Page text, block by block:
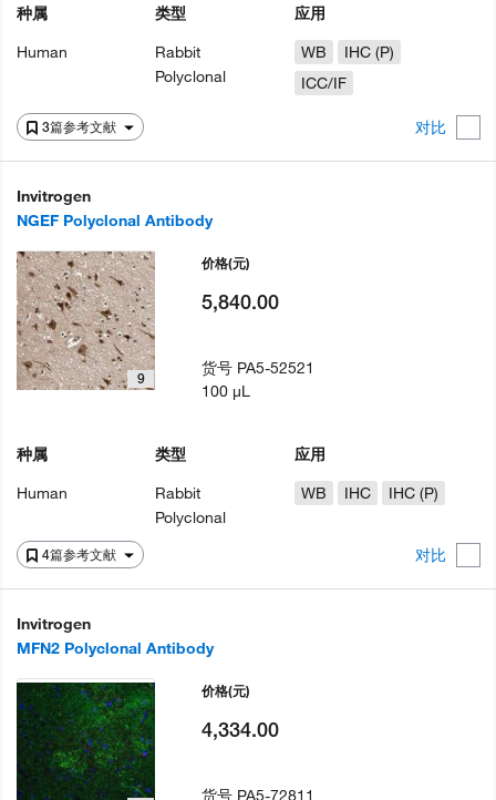
3篇参考文献 对比
种属
Human
类型
Rabbit
Polyclonal
应用
WB
IHC (P)
ICC/IF
Invitrogen
NGEF Polyclonal Antibody
4篇参考文献 对比
9
种属
Human
类型
Rabbit
Polyclonal
应用
WB
IHC IHC (P)
价格(元)
5,840.00
货号 PA5-52521
100 µL
Invitrogen
MFN2 Polyclonal Antibody
价格(元)
4,334.00
货号 PA5-72811